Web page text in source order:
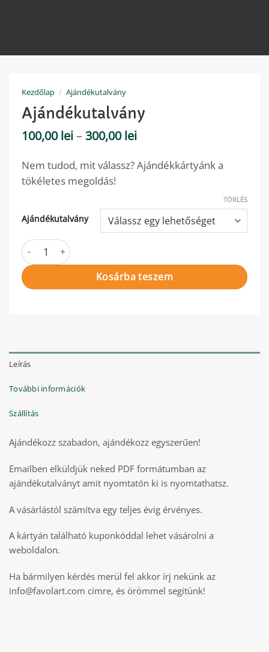
Leírás
További információk
Szállítás
Ajándékozz szabadon, ajándékozz egyszerűen!
Emailben elküldjük neked PDF formátumban az
ajándékutalványt amit nyomtatón ki is nyomtathatsz.
A vásárlástól számítva egy teljes évig érvényes.
A kártyán található kuponkóddal lehet vásárolni a
weboldalon.
Ha bármilyen kérdés merül fel akkor írj nekünk az
info@favolart.com címre, és örömmel segítünk!
Kezdőlap / Ajándékutalvány
Ajándékutalvány
100,00lei–300,00leiÁrtartomány:
-
300,00 lei
Nem tudod, mit válassz? Ajándékkártyánk a
tökéletes megoldás!
Ajándékutalvány
TÖRLÉS
Ajándékutalvány mennyiség
Kosárba teszem